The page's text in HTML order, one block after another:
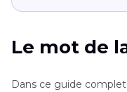
Le mot de
Dans ce guide